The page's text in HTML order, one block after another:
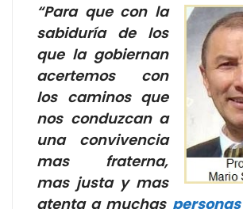
“Para que con la
sabiduría de los
que la gobiernan
acertemos con
los caminos que
nos conduzcan a
una convivencia
mas fraterna,
mas justa y mas
atenta a muchas